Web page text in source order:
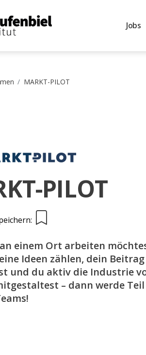
Jobs
MARKT-PILOT
PILOT
einem Ort arbeiten
Ideen zählen, dein Beitrag
und du aktiv die Industrie
– dann werde Teil